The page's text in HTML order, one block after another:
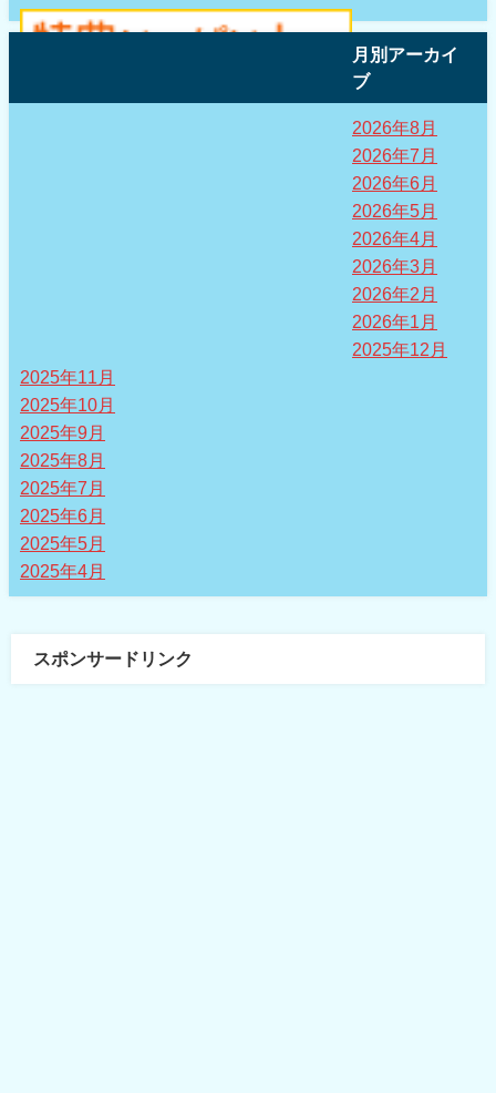
月別アーカイ
ブ
2026年8月
2026年7月
2026年6月
2026年5月
2026年4月
2026年3月
2026年2月
2026年1月
2025年12月
2025年11月
2025年10月
2025年9月
2025年8月
2025年7月
2025年6月
2025年5月
2025年4月
スポンサードリンク